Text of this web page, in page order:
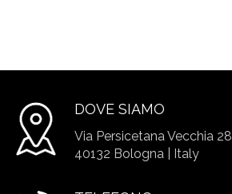
DOVE SIAMO
Via Persicetana Vecchia 28
40132 Bologna | Italy